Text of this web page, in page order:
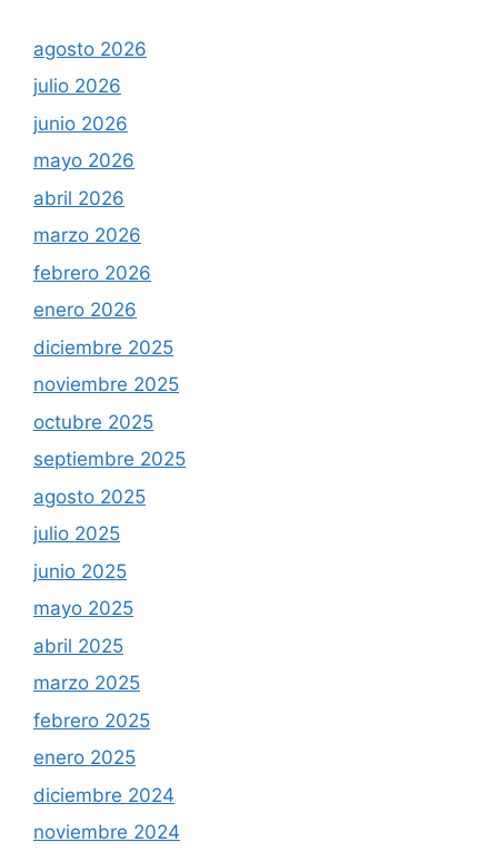
agosto 2026
julio 2026
junio 2026
mayo 2026
abril 2026
marzo 2026
febrero 2026
enero 2026
diciembre 2025
noviembre 2025
octubre 2025
septiembre 2025
agosto 2025
julio 2025
junio 2025
mayo 2025
abril 2025
marzo 2025
febrero 2025
enero 2025
diciembre 2024
noviembre 2024